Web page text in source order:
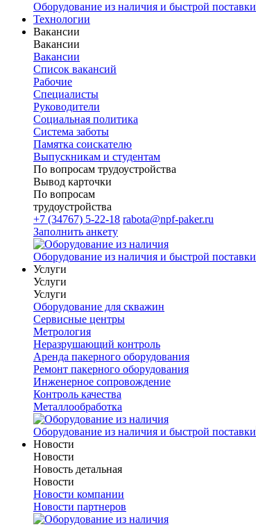
Оборудование из наличия и быстрой поставки
Технологии
Вакансии
Вакансии
Вакансии
Список вакансий
Рабочие
Специалисты
Руководители
Cоциальная политика
Система заботы
Памятка соискателю
Выпускникам и студентам
По вопросам трудоустройства
Вывод карточки
По вопросам
трудоустройства
+7 (34767) 5-22-18 rabota@npf-paker.ru
Заполнить анкету
Оборудование из наличия и быстрой поставки
Услуги
Услуги
Услуги
Оборудование для скважин
Сервисные центры
Метрология
Неразрушающий контроль
Аренда пакерного оборудования
Ремонт пакерного оборудования
Инженерное сопровождение
Контроль качества
Металлообработка
Оборудование из наличия и быстрой поставки
Новости
Новости
Новость детальная
Новости
Новости компании
Новости партнеров